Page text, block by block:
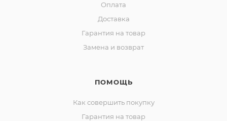
Оплата
Доставка
Гарантия на товар
Замена и возврат
ПОМОЩЬ
Как совершить покупку
Гарантия на товар